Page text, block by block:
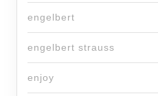
engelbert
engelbert strauss
enjoy